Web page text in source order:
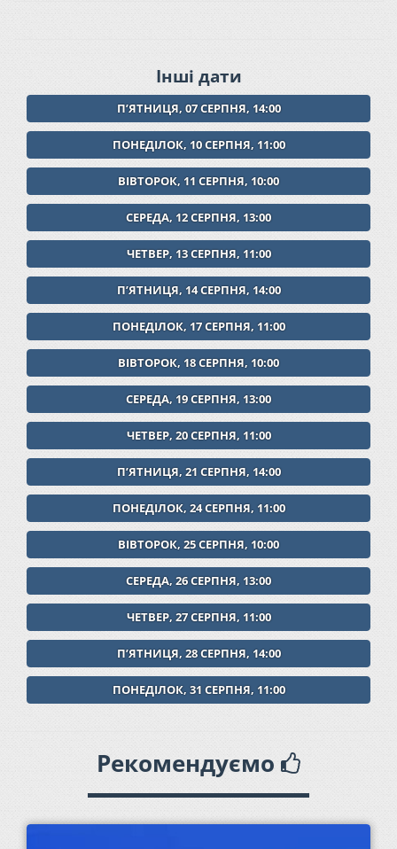
Інші дати
ПʼЯТНИЦЯ, 07 СЕРПНЯ, 14:00
ПОНЕДІЛОК, 10 СЕРПНЯ, 11:00
ВІВТОРОК, 11 СЕРПНЯ, 10:00
СЕРЕДА, 12 СЕРПНЯ, 13:00
ЧЕТВЕР, 13 СЕРПНЯ, 11:00
ПʼЯТНИЦЯ, 14 СЕРПНЯ, 14:00
ПОНЕДІЛОК, 17 СЕРПНЯ, 11:00
ВІВТОРОК, 18 СЕРПНЯ, 10:00
СЕРЕДА, 19 СЕРПНЯ, 13:00
ЧЕТВЕР, 20 СЕРПНЯ, 11:00
ПʼЯТНИЦЯ, 21 СЕРПНЯ, 14:00
ПОНЕДІЛОК, 24 СЕРПНЯ, 11:00
ВІВТОРОК, 25 СЕРПНЯ, 10:00
СЕРЕДА, 26 СЕРПНЯ, 13:00
ЧЕТВЕР, 27 СЕРПНЯ, 11:00
ПʼЯТНИЦЯ, 28 СЕРПНЯ, 14:00
ПОНЕДІЛОК, 31 СЕРПНЯ, 11:00
Рекомендуємо